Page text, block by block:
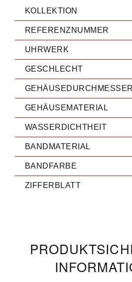
KOLLEKTION
REFERENZNUMMER
UHRWERK
GESCHLECHT
GEHÄUSEDURCHMESSER
GEHÄUSEMATERIAL
WASSERDICHTHEIT
BANDMATERIAL
BANDFARBE
ZIFFERBLATT